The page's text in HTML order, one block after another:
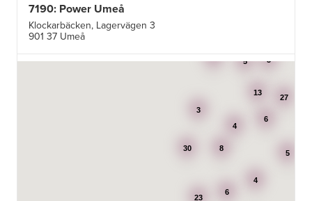
7190: Power Umeå
Klockarbäcken, Lagervägen 3
901 37 Umeå
AB Karl Hedin Bygghandel - Edsbyn
23
30
27
8
4
6
6
13
3
4
5
3
5